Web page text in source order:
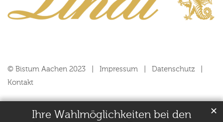
Ihre Wahlmöglichkeiten bei den
✕
© Bistum Aachen 2023 Impressum
Datenschutz
Kontakt